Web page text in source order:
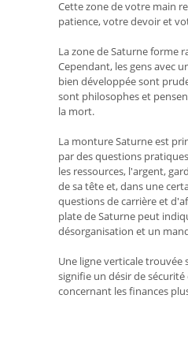
Cette zone de votre main
patience, votre devoir et
La zone de Saturne forme
Cependant, les gens avec
bien développée sont
sont philosophes et
la mort.
La monture Saturne est
par des questions
les ressources, l'argent,
de sa tête et, dans une
questions de carrière et
plate de Saturne peut
désorganisation et un
Une ligne verticale
signifie un désir de
concernant les finances